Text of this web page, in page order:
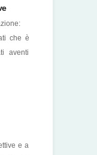
che è
aventi
e a